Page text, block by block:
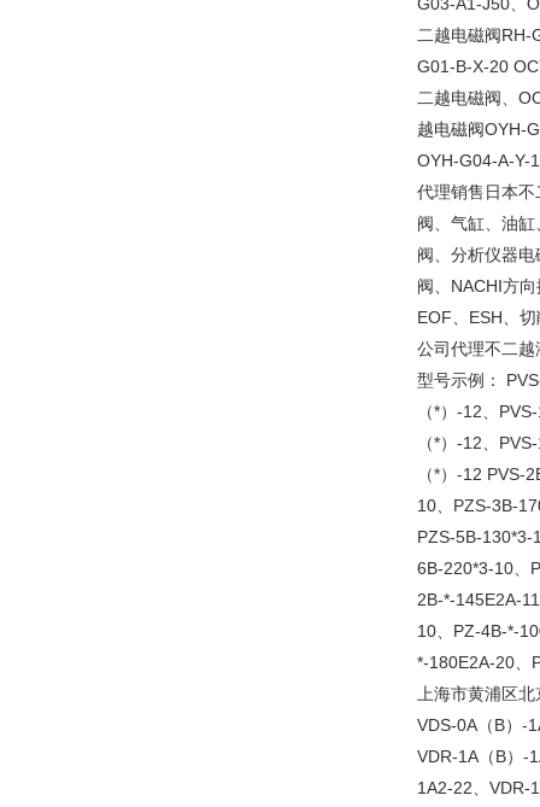
二越电磁阀RH-
G01-B-X-20
二越电磁阀、
越电磁阀OYH-
OYH-G04-A-Y-
代理销售日本
阀、气缸、油
阀、分析仪器
阀、NACHI方
EOF、ESH、
公司代理不二
型号示例：
（*）-12、
（*）-12、
（*）-12
10、PZS-3B-
PZS-5B-130*3-
6B-220*3-10、
2B-*-145E2A-
10、PZ-4B-*-
*-180E2A-20、
上海市黄浦区
VDS-0A（B）-
VDR-1A（B）-
1A2-22、VDR-